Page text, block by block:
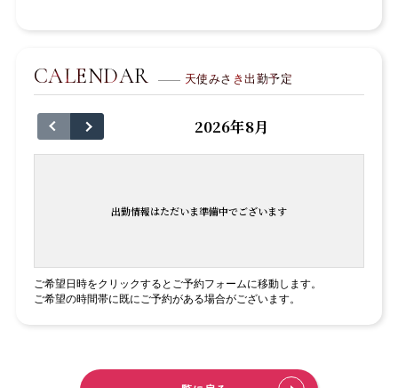
CALENDAR 天使みさき出勤予定
2026年8月
出勤情報はただいま準備中でございます
ご希望日時をクリックするとご予約フォームに移動します。
ご希望の時間帯に既にご予約がある場合がございます。